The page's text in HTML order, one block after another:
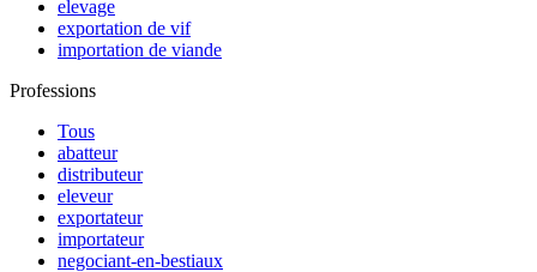
elevage
exportation de vif
importation de viande
Professions
Tous
abatteur
distributeur
eleveur
exportateur
importateur
negociant-en-bestiaux